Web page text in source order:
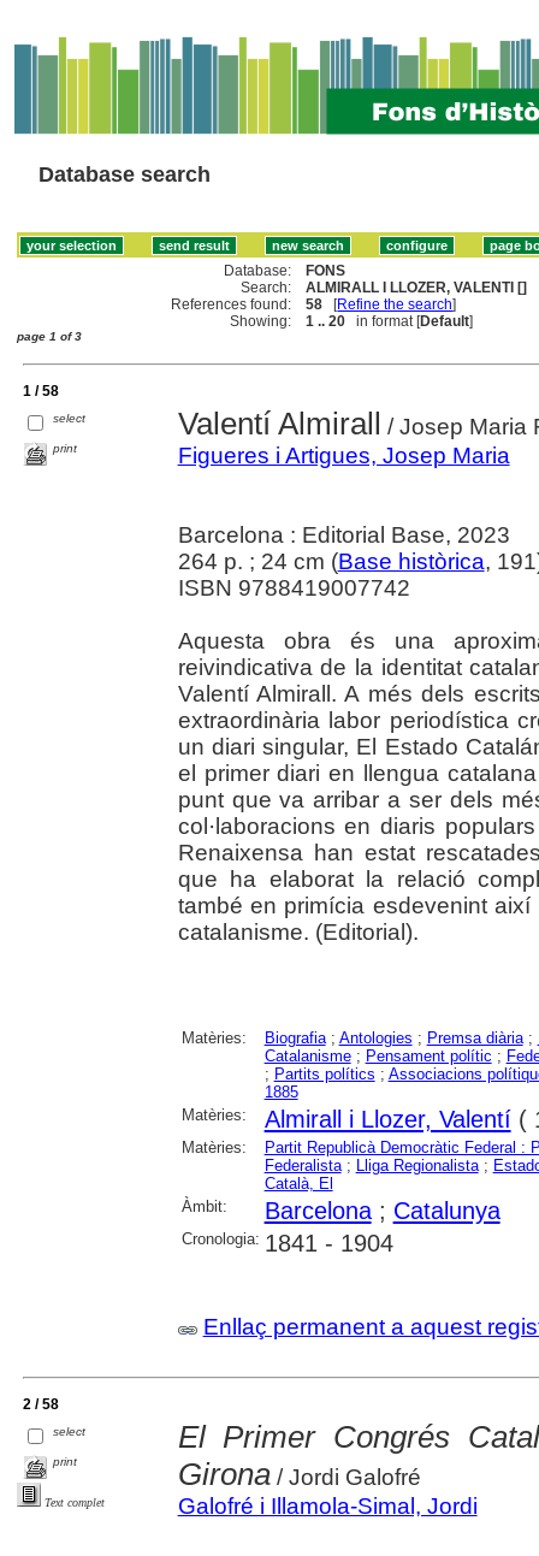
Database search
Database:
FONS
Search:
ALMIRALL I LLOZER, VALENTI []
References found:
58 [Refine the search]
Showing:
1 .. 20 in format [Default]
page 1 of 3
1 / 58
select
print
Valentí Almirall / Josep Maria
Figueres i Artigues, Josep Maria
Barcelona : Editorial Base, 2023
264 p. ; 24 cm (Base històrica,
ISBN 9788419007742
Aquesta obra és una
reivindicativa de la identitat
Valentí Almirall. A més dels
extraordinària labor periodística
un diari singular, El Estado
el primer diari en llengua
punt que va arribar a ser dels
col·laboracions en diaris
Renaixensa han estat
que ha elaborat la relació
també en primícia esdevenint
catalanisme. (Editorial).
Matèries: Biografia; Antologies ; Premsa diària;
Catalanisme; Pensament polític ;
; Partits polítics ; Associacions
1885
Matèries:
Almirall i Llozer, Valentí(
Matèries:
Partit Republicà Democràtic Federal :
Federalista; Lliga Regionalista;
Català, El
Àmbit:
Barcelona; Catalunya
Cronologia: 1841 - 1904
Enllaç permanent a aquest
2 / 58
select
print
Text complet
El Primer Congrés
Girona/ Jordi Galofré
Galofré i Illamola-Simal, Jordi